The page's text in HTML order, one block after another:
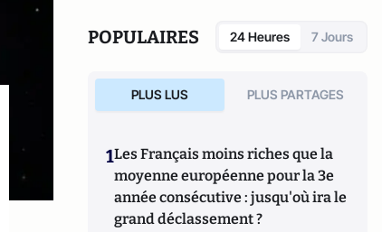
POPULAIRES 24 Heures 7 Jours
PLUS LUS PLUS PARTAGES
1Les Français moins riches que la
moyenne européenne pour la 3e
année consécutive : jusqu'où ira le
grand déclassement ?